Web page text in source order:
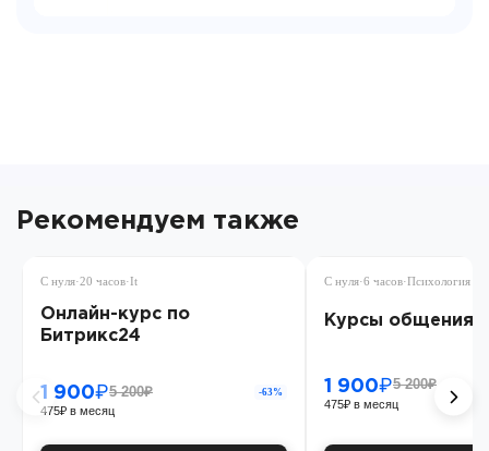
Рекомендуем также
С нуля·20 часов·It
Онлайн-курс по
Битрикс24
1 900₽5 200₽ -63%
475₽ в месяц
С нуля·6 часов·Психология
Курсы общения
1 900₽5 200₽
475₽ в месяц